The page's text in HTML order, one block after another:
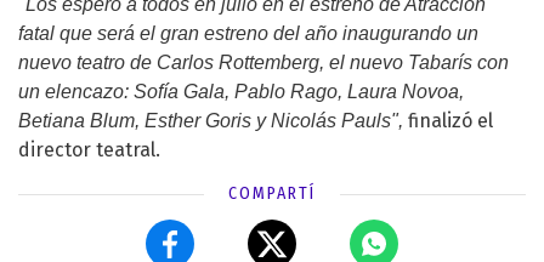
fatal que será el gran estreno del año inaugurando un
nuevo teatro de Carlos Rottemberg, el nuevo Tabarís con
un elencazo: Sofía Gala, Pablo Rago, Laura Novoa,
Betiana Blum, Esther Goris y Nicolás Pauls", finalizó el
director teatral.
COMPARTÍ